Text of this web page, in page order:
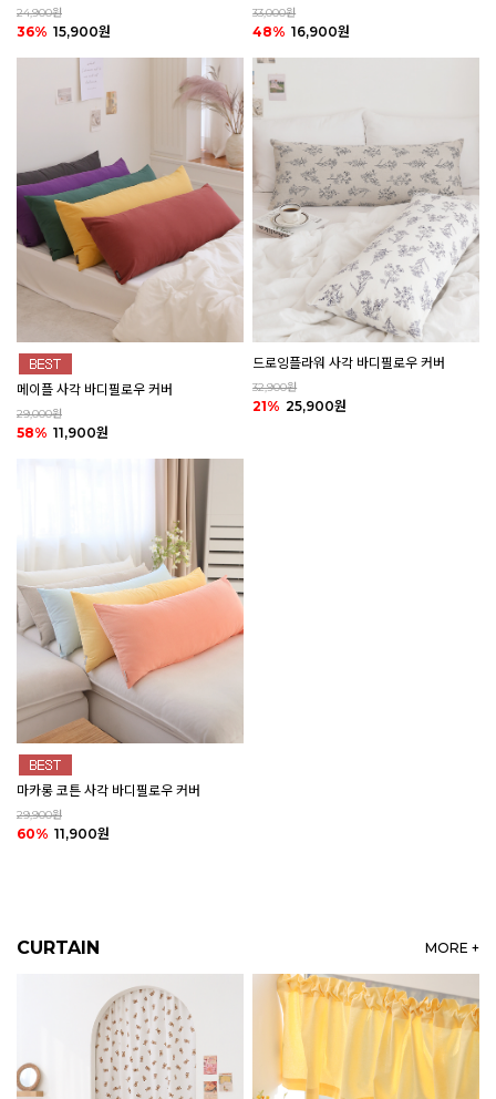
24,900원
36% 15,900원
33,000원
48% 16,900원
메이플 사각 바디필로우 커버
29,000원
58% 11,900원
드로잉플라워 사각 바디필로우 커버
32,900원
21% 25,900원
마카롱 코튼 사각 바디필로우 커버
29,900원
60% 11,900원
CURTAIN MORE +